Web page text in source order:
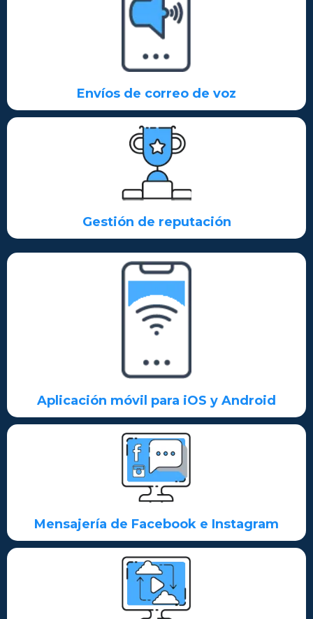
Envíos de correo de voz
Gestión de reputación
Aplicación móvil para iOS y Android
Mensajería de Facebook e Instagram